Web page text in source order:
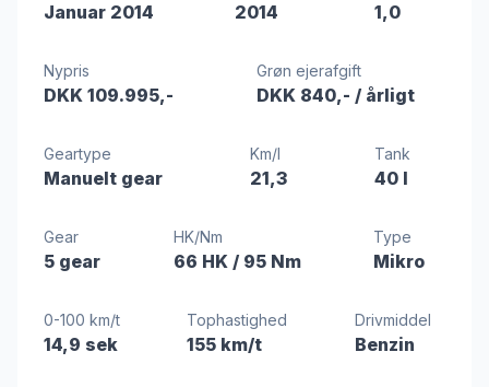
Januar 2014 2014 1,0
Nypris
DKK 109.995,-
Grøn ejerafgift
DKK 840,- / årligt
Geartype
Manuelt gear
Km/l
21,3
Tank
40 l
Gear
5 gear
HK/Nm
66 HK / 95 Nm
Type
Mikro
0-100 km/t
14,9 sek
Tophastighed
155 km/t
Drivmiddel
Benzin